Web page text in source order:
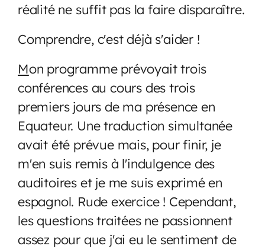
réalité ne suffit pas la faire disparaître.
Comprendre, c'est déjà s'aider !
Mon programme prévoyait trois
conférences au cours des trois
premiers jours de ma présence en
Equateur. Une traduction simultanée
avait été prévue mais, pour finir, je
m'en suis remis à l'indulgence des
auditoires et je me suis exprimé en
espagnol. Rude exercice ! Cependant,
les questions traitées ne passionnent
assez pour que j'ai eu le sentiment de